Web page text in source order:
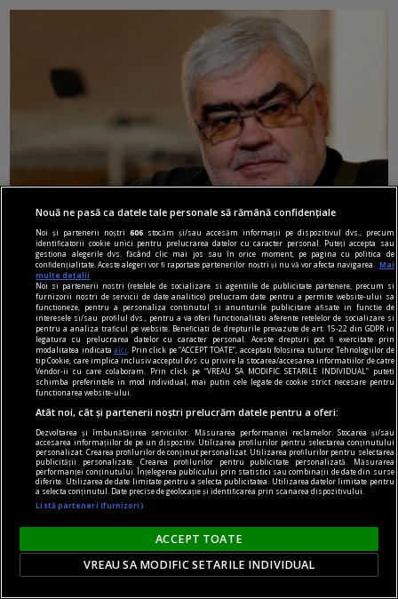
nici așa, nici altminteri
Cum trebuie să fie un președinte
Nu cred în nici o campanie electorală construită
pe negativitate, pe agresiune, pe obsesii strict
individuale.
Andrei PLEŞU
Nouă ne pasă ca datele tale personale să rămână confidențiale
Noi și partenerii noștri606 stocăm și/sau accesăm informații pe dispozitivul dvs., precum
identificatorii cookie unici pentru prelucrarea datelor cu caracter personal. Puteți accepta sau
gestiona alegerile dvs. făcând clic mai jos sau în orice moment, pe pagina cu politica de
confidențialitate. Aceste alegeri vor fi raportate partenerilor noștri și nu vă vor afecta navigarea.
Mai
multe detalii
Noi si partenerii nostri (retelele de socializare si agentiile de publicitate partenere, precum si
furnizorii nostri de servicii de date analitice) prelucram date pentru a permite website-ului sa
functioneze, pentru a personaliza continutul si anunturile publicitare afisate in functie de
interesele si/sau profilul dvs., pentru a va oferi functionalitati aferente retelelor de socializare si
pentru a analiza traficul pe website. Beneficiati de drepturile prevazute de art. 15-22 din GDPR in
legatura cu prelucrarea datelor cu caracter personal. Aceste drepturi pot fi exercitate prin
modalitatea indicataaici
. Prin click pe “ACCEPT TOATE”, acceptati folosirea tuturor Tehnologiilor de
tip Cookie, care implica inclusiv acceptul dvs. cu privire la stocarea/accesarea informatiilor de catre
Vendor-ii cu care colaboram. Prin click pe “VREAU SA MODIFIC SETARILE INDIVIDUAL” puteti
schimba preferintele in mod individual, mai putin cele legate de cookie strict necesare pentru
functionarea website-ului.
Atât noi, cât și partenerii noștri prelucrăm datele pentru a oferi:
Dezvoltarea și îmbunătățirea serviciilor. Măsurarea performanței reclamelor. Stocarea și/sau
accesarea informațiilor de pe un dispozitiv. Utilizarea profilurilor pentru selectarea conținutului
personalizat. Crearea profilurilor de conținut personalizat. Utilizarea profilurilor pentru selectarea
publicității personalizate. Crearea profilurilor pentru publicitate personalizată. Măsurarea
performanței conținutului. Înțelegerea publicului prin statistici sau combinații de date din surse
diferite. Utilizarea de date limitate pentru a selecta publicitatea. Utilizarea datelor limitate pentru
a selecta conținutul. Date precise de geolocație și identificarea prin scanarea dispozitivului.
Listă parteneri (furnizori)
ACCEPT TOATE
VREAU SA MODIFIC SETARILE INDIVIDUAL